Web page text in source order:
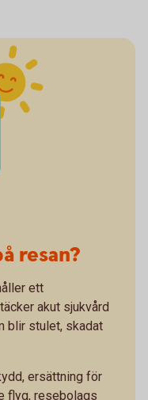
resan?
ett
akut sjukvård
blir stulet, skadat
ersättning för
flyg, resebolags